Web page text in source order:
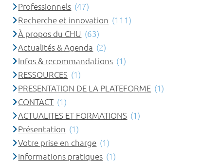
Professionnels (47)
Recherche et innovation (111)
À propos du CHU (63)
Actualités & Agenda (2)
Infos & recommandations (1)
RESSOURCES (1)
PRESENTATION DE LA PLATEFORME (1)
CONTACT (1)
ACTUALITES ET FORMATIONS (1)
Présentation (1)
Votre prise en charge (1)
Informations pratiques (1)